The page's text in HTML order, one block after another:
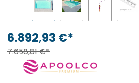
6.892,93 €*
7.658,81 €*